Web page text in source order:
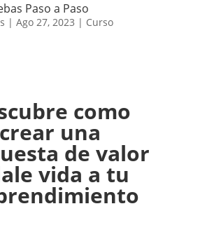
Paso a Paso
| Ago 27, 2023 | Curso
como
crear una
de valor
vida a tu